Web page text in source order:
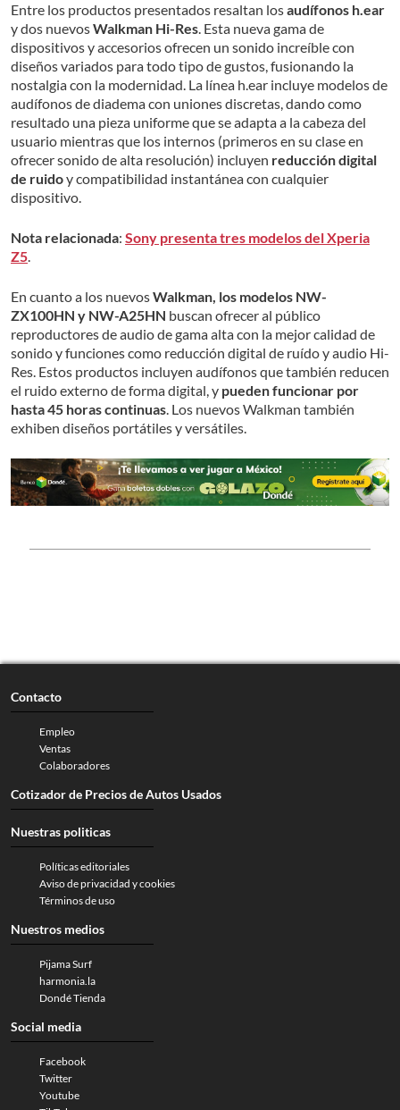
Entre los productos presentados resaltan losaudífonos h.ear
y dos nuevosWalkman Hi-Res. Esta nueva gama de
dispositivos y accesorios ofrecen un sonido increíble con
diseños variados para todo tipo de gustos, fusionando la
nostalgia con la modernidad. La línea h.ear incluye modelos de
audífonos de diadema con uniones discretas, dando como
resultado una pieza uniforme que se adapta a la cabeza del
usuario mientras que los internos (primeros en su clase en
ofrecer sonido de alta resolución) incluyen reducción digital
de ruidoy compatibilidad instantánea con cualquier
dispositivo.
Nota relacionada: Sony presenta tres modelos del Xperia
Z5.
En cuanto a los nuevosWalkman, los modelos NW-
ZX100HN y NW-A25HN buscan ofrecer al público
reproductores de audio de gama alta con la mejor calidad de
sonido y funciones como reducción digital de ruído y audio Hi-
Res. Estos productos incluyen audífonos que también reducen
el ruido externo de forma digital, y pueden funcionar por
hasta 45 horas continuas. Los nuevos Walkman también
exhiben diseños portátiles y versátiles.
Contacto
Empleo
Ventas
Colaboradores
Cotizador de Precios de Autos Usados
Nuestras politicas
Políticas editoriales
Aviso de privacidad y cookies
Términos de uso
Nuestros medios
Pijama Surf
harmonia.la
Dondé Tienda
Social media
Facebook
Twitter
Youtube